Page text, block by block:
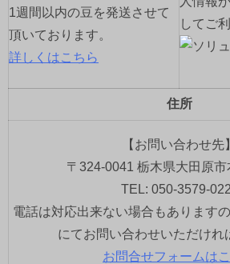
1週間以内の豆を発送させて
頂いております。
詳しくはこちら
してご
住所
【お問い合わせ先】
〒324-0041 栃木県大田原
TEL: 050-3579-
電話は対応出来ない場合もあります
にてお問い合わせいただけれ
お問合せフォームは